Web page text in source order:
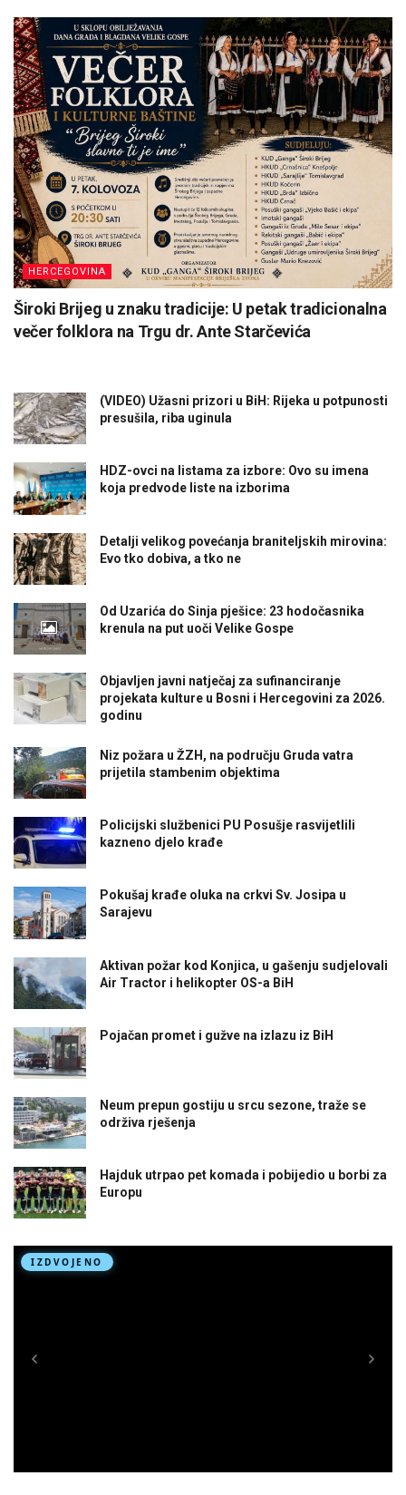
HERCEGOVINA
Široki Brijeg u znaku tradicije: U petak tradicionalna
večer folklora na Trgu dr. Ante Starčevića
(VIDEO) Užasni prizori u BiH: Rijeka u potpunosti
presušila, riba uginula
HDZ-ovci na listama za izbore: Ovo su imena
koja predvode liste na izborima
Detalji velikog povećanja braniteljskih mirovina:
Evo tko dobiva, a tko ne
Od Uzarića do Sinja pješice: 23 hodočasnika
krenula na put uoči Velike Gospe
Objavljen javni natječaj za sufinanciranje
projekata kulture u Bosni i Hercegovini za 2026.
godinu
Niz požara u ŽZH, na području Gruda vatra
prijetila stambenim objektima
Policijski službenici PU Posušje rasvijetlili
kazneno djelo krađe
Pokušaj krađe oluka na crkvi Sv. Josipa u
Sarajevu
Aktivan požar kod Konjica, u gašenju sudjelovali
Air Tractor i helikopter OS-a BiH
Pojačan promet i gužve na izlazu iz BiH
Neum prepun gostiju u srcu sezone, traže se
održiva rješenja
Hajduk utrpao pet komada i pobijedio u borbi za
Europu